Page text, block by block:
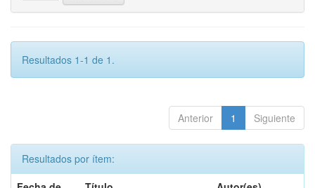
Resultados 1-1 de 1.
Anterior 1 Siguiente
Resultados por ítem: